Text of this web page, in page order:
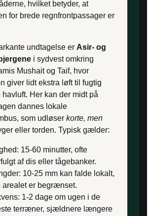
hvilket betyder, at
for brede regnfront­passager er
undtagelse er Asir- og
i sydvest omkring
Mushait og Taif, hvor
giver lidt ekstra løft til fugtig
Her kan der midt på
dannes lokale
som udløser korte, men
eller torden. Typisk gælder:
15-60 minutter, ofte
af dis eller tågebanker.
10-25 mm kan falde lokalt,
arealet er begrænset.
1-2 dage om ugen i de
terræner, sjældnere længere